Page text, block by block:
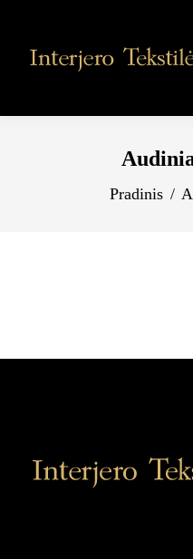
You are
Pradinis